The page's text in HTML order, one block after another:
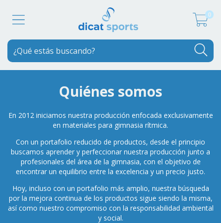
0
Quiénes somos
En 2012 iniciamos nuestra producción enfocada exclusivamente
en materiales para gimnasia rítmica.
Con un portafolio reducido de productos, desde el principio
buscamos aprender y perfeccionar nuestra producción junto a
profesionales del área de la gimnasia, con el objetivo de
encontrar un equilibrio entre la excelencia y un precio justo.
Hoy, incluso con un portafolio más amplio, nuestra búsqueda
por la mejora continua de los productos sigue siendo la misma,
así como nuestro compromiso con la responsabilidad ambiental
y social.